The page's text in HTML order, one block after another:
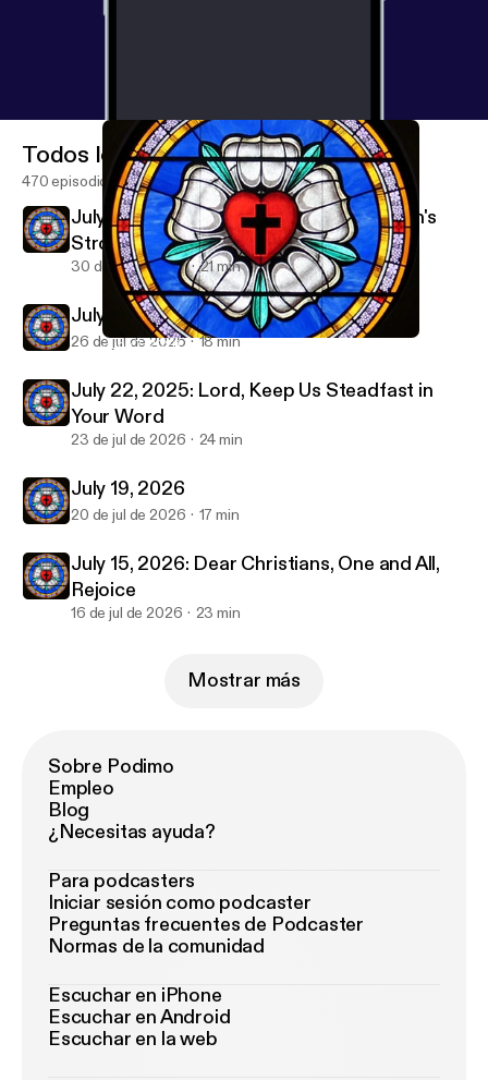
June 7, 2026
Todos los episodios
470 episodios
July 29, 2026-Christ Jesus Laid in Death's
Strong Bands
30 de jul de 2026 21 min
July 26, 2026
26 de jul de 2026 18 min
July 22, 2025: Lord, Keep Us Steadfast in
Your Word
23 de jul de 2026 24 min
July 19, 2026
20 de jul de 2026 17 min
July 15, 2026: Dear Christians, One and All,
Rejoice
16 de jul de 2026 23 min
Mostrar más
Sobre Podimo
Empleo
Blog
¿Necesitas ayuda?
Para podcasters
Iniciar sesión como podcaster
Preguntas frecuentes de Podcaster
Normas de la comunidad
Escuchar en iPhone
Escuchar en Android
Escuchar en la web